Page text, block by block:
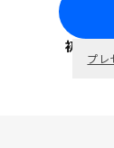
初回面談
プレ